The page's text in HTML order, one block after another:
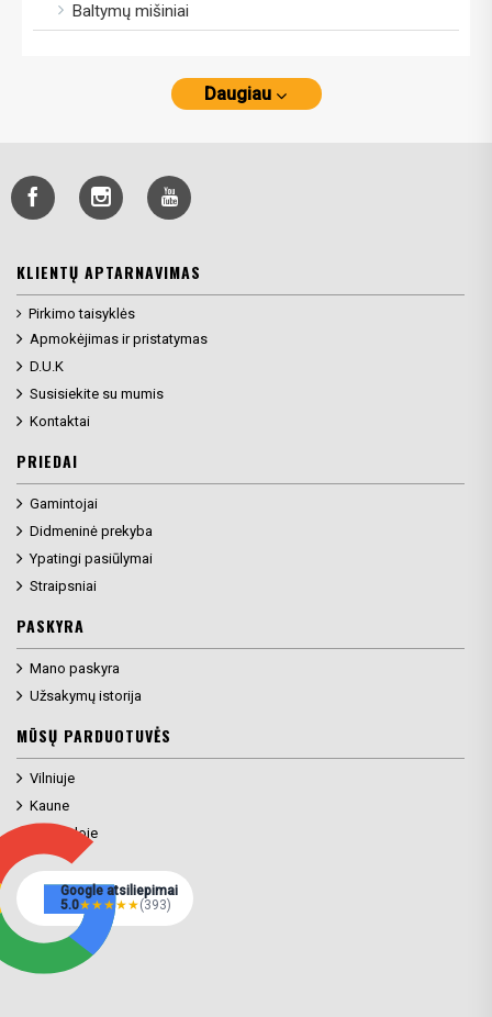
Baltymų mišiniai
Daugiau
KLIENTŲ APTARNAVIMAS
Pirkimo taisyklės
Apmokėjimas ir pristatymas
D.U.K
Susisiekite su mumis
Kontaktai
PRIEDAI
Gamintojai
Didmeninė prekyba
Ypatingi pasiūlymai
Straipsniai
PASKYRA
Mano paskyra
Užsakymų istorija
MŪSŲ PARDUOTUVĖS
Vilniuje
Kaune
Klaipėdoje
Google atsiliepimai
5.0★★★★★(393)